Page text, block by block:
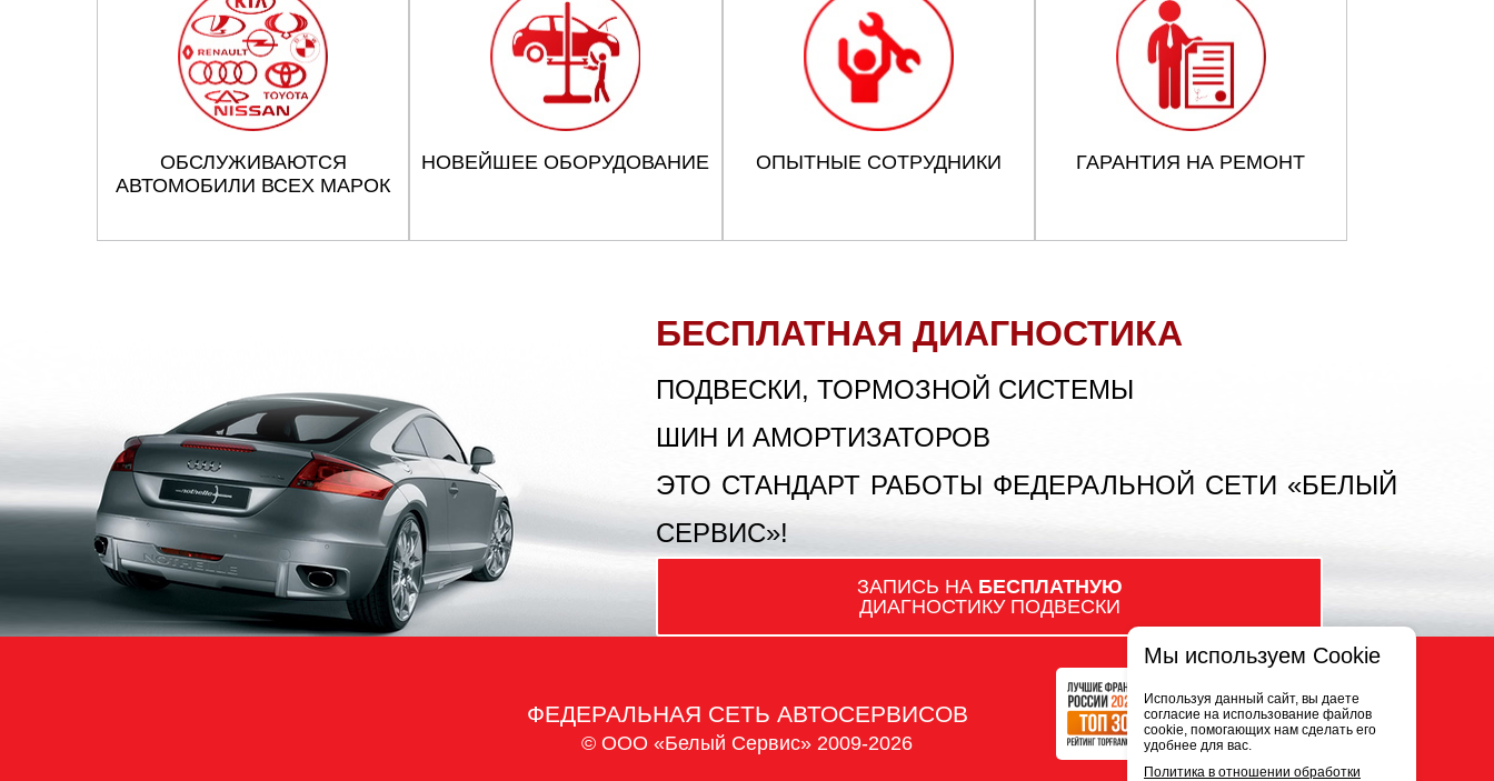
ОБСЛУЖИВАЮТСЯ
АВТОМОБИЛИ ВСЕХ МАРОК
НОВЕЙШЕЕ ОБОРУДОВАНИЕ ОПЫТНЫЕ СОТРУДНИКИ ГАРАНТИЯ НА РЕМОНТ
БЕСПЛАТНАЯ ДИАГНОСТИКА
ПОДВЕСКИ, ТОРМОЗНОЙ СИСТЕМЫ
ШИН И АМОРТИЗАТОРОВ
ЭТО СТАНДАРТ РАБОТЫ ФЕДЕРАЛЬНОЙ СЕТИ «БЕЛЫЙ
СЕРВИС»!
ЗАПИСЬ НА БЕСПЛАТНУЮ
ДИАГНОСТИКУ ПОДВЕСКИ
ФЕДЕРАЛЬНАЯ СЕТЬ АВТОСЕРВИСОВ
© ООО «Белый Сервис» 2009-2026
Мы используем Cookie
Используя данный сайт, вы даете
согласие на использование файлов
cookie, помогающих нам сделать его
удобнее для вас.
Политика в отношении обработки